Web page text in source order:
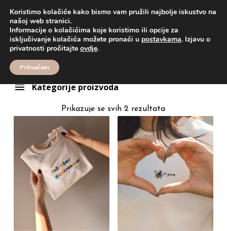
Proizvodi duks
duks
Kategorije proizvoda
Prikazuje se svih 2 rezultata
Koristimo kolačiće kako bismo vam pružili najbolje iskustvo na
našoj web stranici.
Informacije o kolačićima koje koristimo ili opcije za
isključivanje kolačića možete pronaći u postavkama. Izjavu o
privatnosti pročitajte ovdje.
Prihvaćam